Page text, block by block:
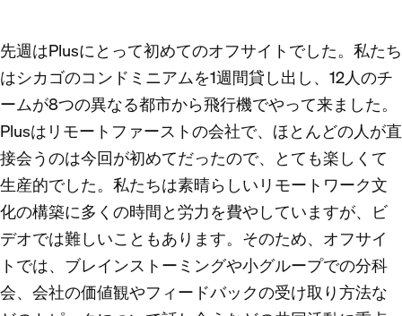
先週はPlusにとって初めてのオフサイトでした。私たち
はシカゴのコンドミニアムを1週間貸し出し、12人のチ
ームが8つの異なる都市から飛行機でやって来ました。
Plusはリモートファーストの会社で、ほとんどの人が直
接会うのは今回が初めてだったので、とても楽しくて
生産的でした。私たちは素晴らしいリモートワーク文
化の構築に多くの時間と労力を費やしていますが、ビ
デオでは難しいこともあります。そのため、オフサイ
トでは、ブレインストーミングや小グループでの分科
会、会社の価値観やフィードバックの受け取り方法な